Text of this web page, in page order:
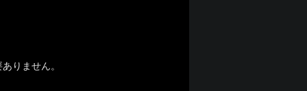
りません。